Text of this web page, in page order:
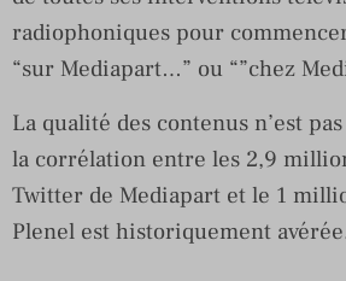
radiophoniques pour
“sur Mediapart…” ou “”chez
La qualité des contenus n’est
la corrélation entre les 2,9
Twitter de Mediapart et le 1
Plenel est historiquement